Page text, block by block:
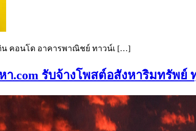
น คอนโด อาคารพาณิชย์ ทาวน์เ […]
า.com รับจ้างโพสต์อสังหาริมทรัพย์